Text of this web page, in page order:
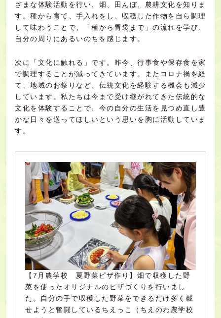
ざまな体験活動を行い、畑、田んぼ、農耕文化を知りま
す。種から育て、手入れをし、収穫した作物を自ら調理
して味わうことで、「種から胃袋まで」の流れを学び、
自分の周りにあるいのちを感じます。
次に「文化に触れる」です。昨今、行事食や保存食を家
で調理することが減ってきています。またコロナ禍を経
て、地域のお祭りなど、伝統文化を経験する機会も減少
しています。私たちは今まで受け継がれてきた伝統的な
文化を体験することで、今の自分の生活を見つめ直し豊
かな日々を送ってほしいという思いを胸に活動していま
す。
【7月農学校 夏野菜ピザ作り】畑で収穫した野
菜を使ったオリジナルのピザづくりを行いまし
た。自分の手で収穫した野菜をできるだけ多く載
せようと奮闘しているちえっこ（ちえのわ農学校